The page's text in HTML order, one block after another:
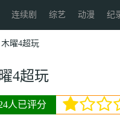
连续剧 综艺 动漫 纪
木曜4超玩
4超玩
人已评分